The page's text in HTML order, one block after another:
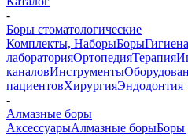
-
Боры стоматологические
Комплекты, НаборыБоры
лабораторияОртопедияТерапия
каналовИнструменты
пациентовХирургияЭндодонтия
-
Алмазные боры
АксессуарыАлмазные борыБоры